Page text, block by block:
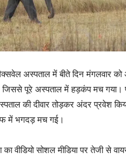
मैक्सवेल अस्पताल में बीते दिन मंगलवार
पूरे अस्पताल में हड़कंप मच गया।
की दीवार तोड़कर अंदर प्रवेश
में भगदड़ मच गई।
वीडियो सोशल मीडिया पर तेजी से